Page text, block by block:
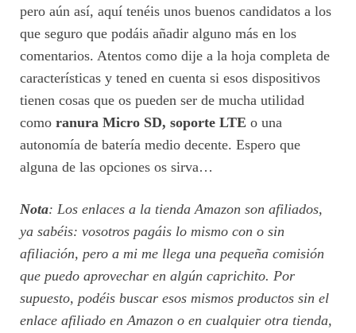
pero aún así, aquí tenéis unos buenos candidatos a los
que seguro que podáis añadir alguno más en los
comentarios. Atentos como dije a la hoja completa de
características y tened en cuenta si esos dispositivos
tienen cosas que os pueden ser de mucha utilidad
como ranura Micro SD, soporte LTE o una
autonomía de batería medio decente. Espero que
alguna de las opciones os sirva…
Nota: Los enlaces a la tienda Amazon son afiliados,
ya sabéis: vosotros pagáis lo mismo con o sin
afiliación, pero a mi me llega una pequeña comisión
que puedo aprovechar en algún caprichito. Por
supuesto, podéis buscar esos mismos productos sin el
enlace afiliado en Amazon o en cualquier otra tienda,